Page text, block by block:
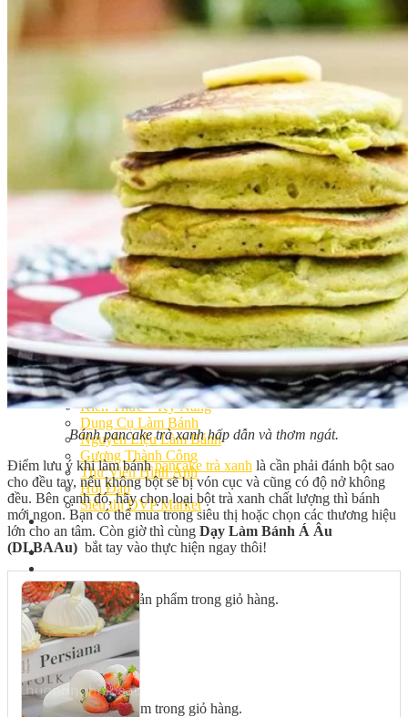
Lịch học – Lịch thi
Đăng Ký Học
Cách Làm Bánh Việt
Cách Làm Bánh Âu
Cách Làm Bánh Kem
Cách Làm Bánh Mì
Cách Làm Bánh Trung Thu
Cách Làm Bánh Flan
Cách Làm Bánh Bao
Cách Làm Bánh Bông Lan
Cách Làm Bánh Su Kem
Cách làm bánh CupCake
Cách Làm Bánh Pizza
Cách làm bánh chay
Cách Làm Kẹo – Mứt
Video
Tin tức
Tin Tổng Hợp
Hướng Nghiệp Á Âu
Bếp Nhà Kate
Kinh Nghiệm Kinh Doanh
Cơ Hội Việc Làm
Kiến Thức – Kỹ Năng
Dụng Cụ Làm Bánh
Nguyên Liệu Làm Bánh
Gương Thành Công
Thư Viện Hình Ảnh
Hỏi Đáp
Siêu thị ĐVP Market
Việc Làm
Chưa có sản phẩm trong giỏ hàng.
Giỏ hàng
Chưa có sản phẩm trong giỏ hàng.
Bánh pancake trà xanh hấp dẫn và thơm ngát.
Điểm lưu ý khi làm bánhpancake trà xanh là cần phải đánh bột sao
cho đều tay, nếu không bột sẽ bị vón cục và cũng có độ nở không
đều. Bên cạnh đó, hãy chọn loại bột trà xanh chất lượng thì bánh
mới ngon. Bạn có thể mua trong siêu thị hoặc chọn các thương hiệu
lớn cho an tâm. Còn giờ thì cùng Dạy Làm Bánh Á Âu
(DLBAAu) bắt tay vào thực hiện ngay thôi!